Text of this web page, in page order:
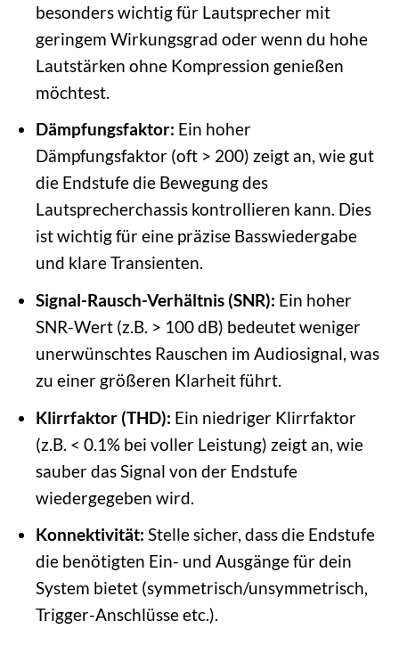
besonders wichtig für Lautsprecher mit
geringem Wirkungsgrad oder wenn du hohe
Lautstärken ohne Kompression genießen
möchtest.
Dämpfungsfaktor: Ein hoher
Dämpfungsfaktor (oft > 200) zeigt an, wie gut
die Endstufe die Bewegung des
Lautsprecherchassis kontrollieren kann. Dies
ist wichtig für eine präzise Basswiedergabe
und klare Transienten.
Signal-Rausch-Verhältnis (SNR): Ein hoher
SNR-Wert (z.B. > 100 dB) bedeutet weniger
unerwünschtes Rauschen im Audiosignal, was
zu einer größeren Klarheit führt.
Klirrfaktor (THD): Ein niedriger Klirrfaktor
(z.B. < 0.1% bei voller Leistung) zeigt an, wie
sauber das Signal von der Endstufe
wiedergegeben wird.
Konnektivität: Stelle sicher, dass die Endstufe
die benötigten Ein- und Ausgänge für dein
System bietet (symmetrisch/unsymmetrisch,
Trigger-Anschlüsse etc.).